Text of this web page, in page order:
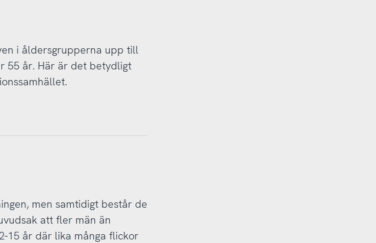
i åldersgrupperna upp till
55 år. Här är det betydligt
men samtidigt består de
att fler män än
15 år där lika många flickor